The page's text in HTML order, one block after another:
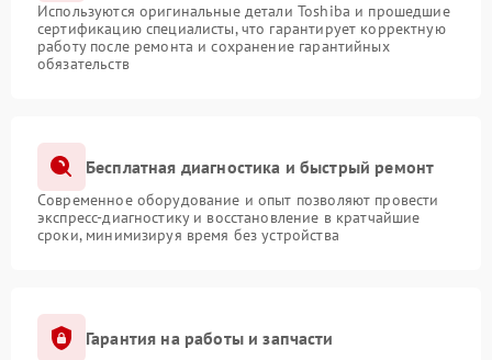
Используются оригинальные детали Toshiba и прошедшие
сертификацию специалисты, что гарантирует корректную
работу после ремонта и сохранение гарантийных
обязательств
Бесплатная диагностика и быстрый ремонт
Современное оборудование и опыт позволяют провести
экспресс-диагностику и восстановление в кратчайшие
сроки, минимизируя время без устройства
Гарантия на работы и запчасти